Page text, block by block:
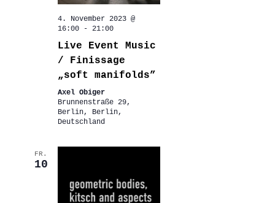
4. November 2023 @
16:00- 21:00
Live Event Music
/ Finissage
„soft manifolds”
Axel Obiger
Brunnenstraße 29,
Berlin, Berlin,
Deutschland
FR.
10